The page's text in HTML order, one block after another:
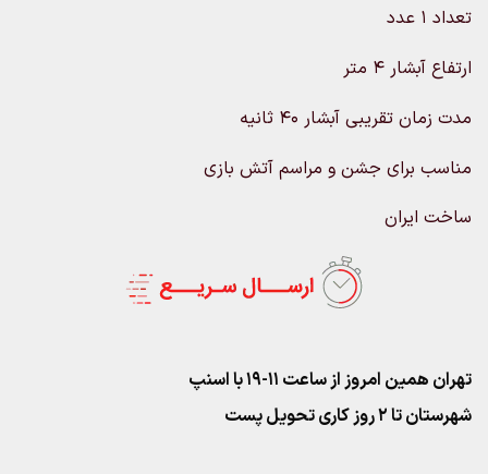
تعداد ۱ عدد
ارتفاع آبشار ۴ متر
مدت زمان تقریبی آبشار ۴۰ ثانیه
مناسب برای جشن و مراسم آتش بازی
ساخت ایران
تهران همین امروز از ساعت ۱۱-۱۹ با اسنپ
شهرستان تا 2 روز کاری تحویل پست